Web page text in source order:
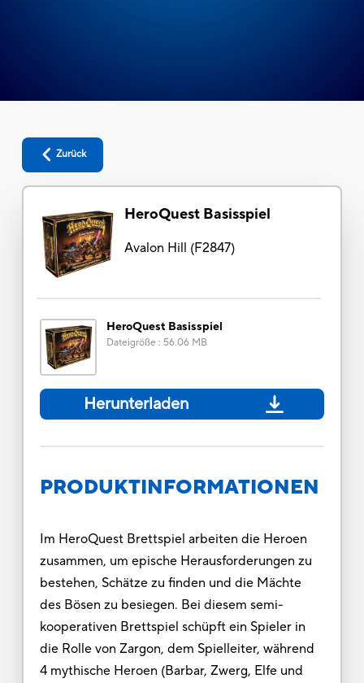
Zurück
HeroQuest Basisspiel
Avalon Hill (F2847)
HeroQuest Basisspiel
Dateigröße : 56.06 MB
Herunterladen
PRODUKTINFORMATIONEN
Im HeroQuest Brettspiel arbeiten die Heroen
zusammen, um epische Herausforderungen zu
bestehen, Schätze zu finden und die Mächte
des Bösen zu besiegen. Bei diesem semi-
kooperativen Brettspiel schüpft ein Spieler in
die Rolle von Zargon, dem Spielleiter, während
4 mythische Heroen (Barbar, Zwerg, Elfe und